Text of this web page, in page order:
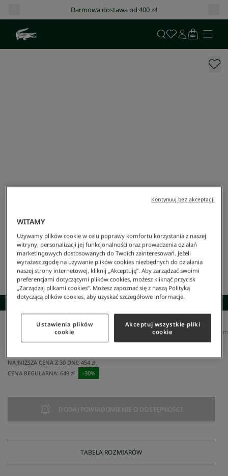
Darmowa dostawa od 400 zł!
SKOMPLETUJ STYLIZACJĘ
Mężczyzna/Odzież Koszulka Polo Regular Fit Z Długim Rękawem
Koszulka polo regular fit z długim rękawem
NAJNIŻSZA CENA Z 30 DNI: 454 zł
CENA REGULARNA: 649 zł -30%
DODAJ POWIADOMIENIE O DOSTĘPNOŚCI
TABELA ROZMIARÓW
WITAMY
Używamy plików cookie w celu poprawy komfortu korzystania z naszej
witryny, personalizacji jej funkcjonalności oraz prowadzenia działań
marketingowych dostosowanych do Twoich zainteresowań. Jeżeli
wyrażasz zgodę na używanie plików cookies niezbędnych do działania
naszej strony internetowej, kliknij „Akceptuję”. Aby zarządzać swoimi
preferencjami dotyczącymi plików cookies, możesz kliknąć przycisk
„Zarządzaj plikami cookies”. Możesz zapoznać się z naszą Polityką
dotyczącą plików cookies, aby uzyskać szczegółowe informacje.
Ustawienia plików
cookie
Akceptuj wszystkie pliki
cookie
Kontynuuj bez akceptacji